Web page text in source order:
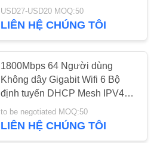
MU MIMO
USD27-USD20 MOQ:50
LIÊN HỆ CHÚNG TÔI
1800Mbps 64 Người dùng
Không dây Gigabit Wifi 6 Bộ
định tuyến DHCP Mesh IPV4
IPV6 Mu Mimo CPE
to be negotiated MOQ:50
LIÊN HỆ CHÚNG TÔI